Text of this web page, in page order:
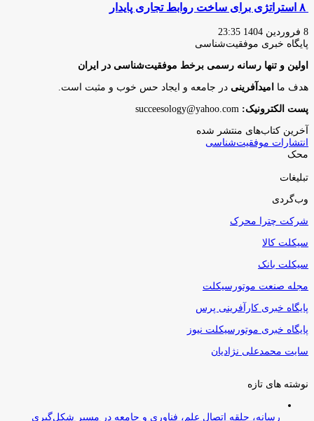
8 فروردین 1404 23:35
پایگاه‌ خبری موفقیت‌شناسی
اولین و تنها رسانه رسمی برخط موفقیت‌شناسی در ایران
هدف ما امیدآفرینی در جامعه و ایجاد حس خوب و مثبت است.
پست الکترونیک:
آخرین کتاب‌های منتشر شده
انتشارات موفقیت‌شناسی
محک
تبلیغات
وب‌گردی
شرکت چترا محرک
سیکلت کالا
سیکلت بانک
مجله صنعت موتورسیکلت
پایگاه خبری کارآفرینی پرس
پایگاه خبری موتورسیکلت نیوز
سایت محمدعلی نژادیان
نوشته های تازه
رسانه، حلقه اتصال علم، فناوری و جامعه در مسیر شکل‌گیری